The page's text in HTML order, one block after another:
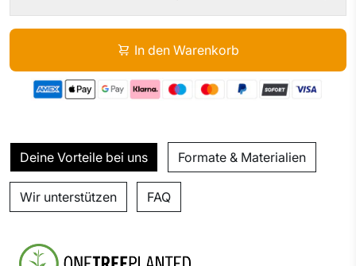
In den Warenkorb
Deine Vorteile bei uns Formate & Materialien
Wir unterstützen FAQ